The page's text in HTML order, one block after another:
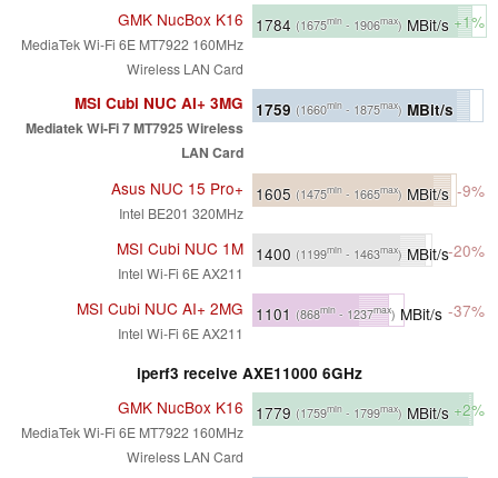
GMK NucBox K16
MediaTek Wi-Fi 6E MT7922 160MHz
Wireless LAN Card
1784 (1675min - 1906max) MBit/s +1%
MSI Cubi NUC AI+ 3MG
Mediatek Wi-Fi 7 MT7925 Wireless
LAN Card
1759 (1660min - 1875max) MBit/s
Asus NUC 15 Pro+
Intel BE201 320MHz
1605 (1475min - 1665max) MBit/s -9%
MSI Cubi NUC 1M
Intel Wi-Fi 6E AX211
1400 (1199min - 1463max) MBit/s-20%
MSI Cubi NUC AI+ 2MG
Intel Wi-Fi 6E AX211
1101 (868min - 1237max) MBit/s -37%
iperf3 receive AXE11000 6GHz
GMK NucBox K16
MediaTek Wi-Fi 6E MT7922 160MHz
Wireless LAN Card
1779 (1759min - 1799max) MBit/s +2%